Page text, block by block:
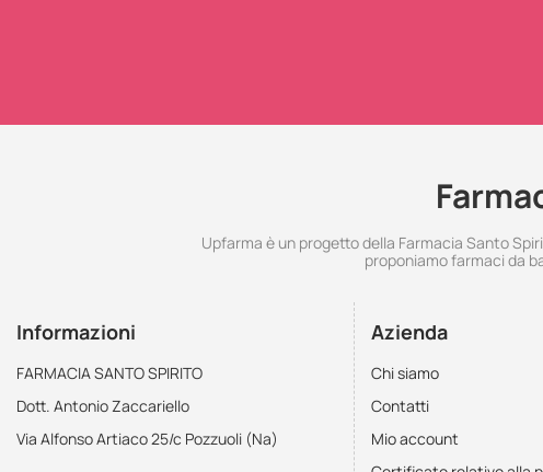
Upfarma è un progetto della Farmacia Santo
proponiamo farmaci da
Informazioni
FARMACIA SANTO SPIRITO
Dott. Antonio Zaccariello
Via Alfonso Artiaco 25/c Pozzuoli (Na)
Azienda
Chi siamo
Contatti
Mio account